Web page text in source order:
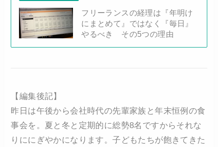
フリーランスの経理は『年明け
にまとめて』ではなく『毎日』
やるべき その5つの理由
【編集後記】
昨日は午後から会社時代の先輩家族と年末恒例の食
事会を。夏と冬と定期的に総勢8名ですからそれな
りににぎやかになります。子どもたちが飽きてきた